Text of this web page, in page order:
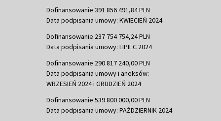
Dofinansowanie 391 856 491,84 PLN
Data podpisania umowy: KWIECIEŃ 2024
Dofinansowanie 237 754 754,24 PLN
Data podpisania umowy: LIPIEC 2024
Dofinansowanie 290 817 240,00 PLN
Data podpisania umowy i aneksów:
WRZESIEŃ 2024 i GRUDZIEŃ 2024
Dofinansowanie 539 800 000,00 PLN
Data podpisania umowy: PAŹDZIERNIK 2024